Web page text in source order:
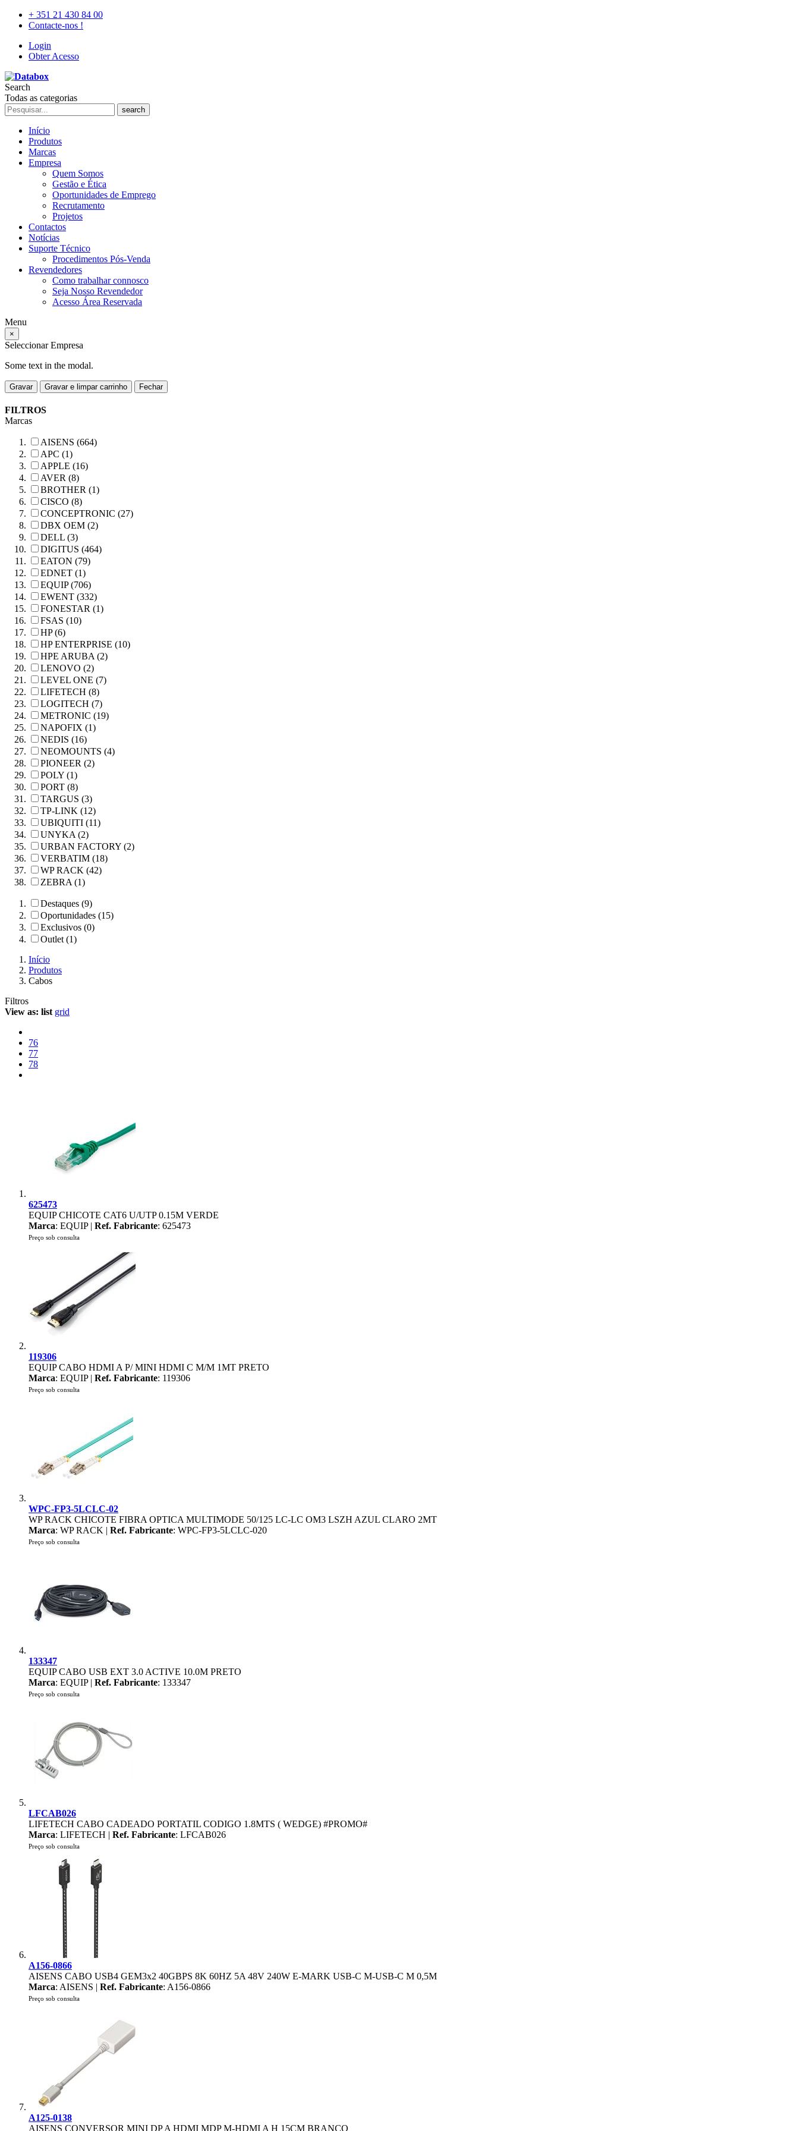
+ 351 21 430 84 00
Contacte-nos !
Login
Obter Acesso
Search
Todas as categorias
search
Início
Produtos
Marcas
Empresa
Quem Somos
Gestão e Ética
Oportunidades de Emprego
Recrutamento
Projetos
Contactos
Notícias
Suporte Técnico
Procedimentos Pós-Venda
Revendedores
Como trabalhar connosco
Seja Nosso Revendedor
Acesso Área Reservada
Menu
×
Seleccionar Empresa
Some text in the modal.
Gravar Gravar e limpar carrinho Fechar
FILTROS
Marcas
AISENS (664)
APC (1)
APPLE (16)
AVER (8)
BROTHER (1)
CISCO (8)
CONCEPTRONIC (27)
DBX OEM (2)
DELL (3)
DIGITUS (464)
EATON (79)
EDNET (1)
EQUIP (706)
EWENT (332)
FONESTAR (1)
FSAS (10)
HP (6)
HP ENTERPRISE (10)
HPE ARUBA (2)
LENOVO (2)
LEVEL ONE (7)
LIFETECH (8)
LOGITECH (7)
METRONIC (19)
NAPOFIX (1)
NEDIS (16)
NEOMOUNTS (4)
PIONEER (2)
POLY (1)
PORT (8)
TARGUS (3)
TP-LINK (12)
UBIQUITI (11)
UNYKA (2)
URBAN FACTORY (2)
VERBATIM (18)
WP RACK (42)
ZEBRA (1)
Destaques (9)
Oportunidades (15)
Exclusivos (0)
Outlet (1)
Início
Produtos
Cabos
Filtros
View as: list grid
76
77
78
625473
EQUIP CHICOTE CAT6 U/UTP 0.15M VERDE
Marca: EQUIP | Ref. Fabricante: 625473
Preço sob consulta
119306
EQUIP CABO HDMI A P/ MINI HDMI C M/M 1MT PRETO
Marca: EQUIP | Ref. Fabricante: 119306
Preço sob consulta
WPC-FP3-5LCLC-02
WP RACK CHICOTE FIBRA OPTICA MULTIMODE 50/125 LC-LC OM3 LSZH AZUL CLARO 2MT
Marca: WP RACK | Ref. Fabricante: WPC-FP3-5LCLC-020
Preço sob consulta
133347
EQUIP CABO USB EXT 3.0 ACTIVE 10.0M PRETO
Marca: EQUIP | Ref. Fabricante: 133347
Preço sob consulta
LFCAB026
LIFETECH CABO CADEADO PORTATIL CODIGO 1.8MTS ( WEDGE) #PROMO#
Marca: LIFETECH | Ref. Fabricante: LFCAB026
Preço sob consulta
A156-0866
AISENS CABO USB4 GEM3x2 40GBPS 8K 60HZ 5A 48V 240W E-MARK USB-C M-USB-C M 0,5M
Marca: AISENS | Ref. Fabricante: A156-0866
Preço sob consulta
A125-0138
AISENS CONVERSOR MINI DP A HDMI MDP M-HDMI A H 15CM BRANCO